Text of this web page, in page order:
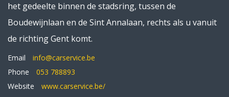
het gedeelte binnen de stadsring, tussen de
Boudewijnlaan en de Sint Annalaan, rechts als u vanuit
de richting Gent komt.
Email
info@carservice.be
Phone
053 788893
Website
www.carservice.be/